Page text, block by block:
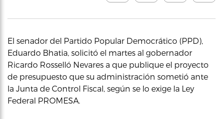
El senador del Partido Popular Democrático (PPD),
Eduardo Bhatia, solicitó el martes al gobernador
Ricardo Rosselló Nevares a que publique el proyecto
de presupuesto que su administración sometió ante
la Junta de Control Fiscal, según se lo exige la Ley
Federal PROMESA.